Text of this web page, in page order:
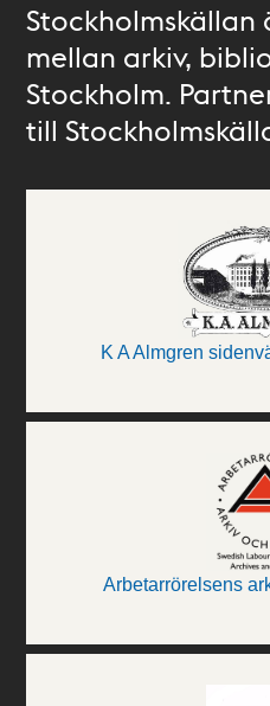
mellan arkiv,
Stockholm.
till
K A Almgren
Arbetarrörelsens